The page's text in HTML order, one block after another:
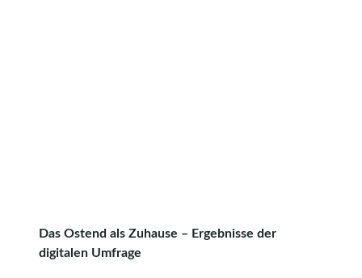
Das Ostend als Zuhause – Ergebnisse der
digitalen Umfrage